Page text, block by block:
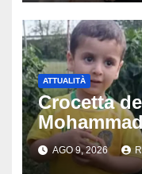
ATTUALITÀ
Crocetta
dopo 72
stato
AGO 9, 2026